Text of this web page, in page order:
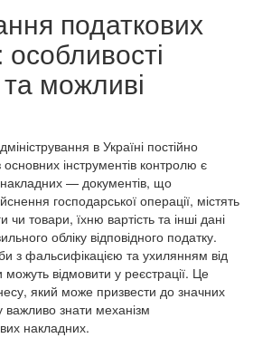
податкових
можливі
в Україні постійно
інструментів контролю є
накладних — документів, що
господарської операції, містять
товари, їхню вартість та інші дані
обліку відповідного податку.
з фальсифікацією та ухилянням від
можуть відмовити у реєстрації. Це
який може призвести до значних
знати механізм
накладних.